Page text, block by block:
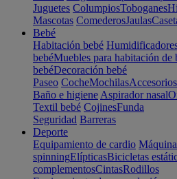
Juguetes ColumpiosToboganes
Mascotas ComederosJaulas
Bebé
Habitación bebé
bebéMuebles para habitación de
bebéDecoración bebé
Paseo CocheMochilasAccesorios
Baño e higiene Aspirador nasal
Textil bebé CojinesFunda
Seguridad Barreras
Deporte
Equipamiento de cardio
spinningElípticasBicicletas
complementosCintasRodillos